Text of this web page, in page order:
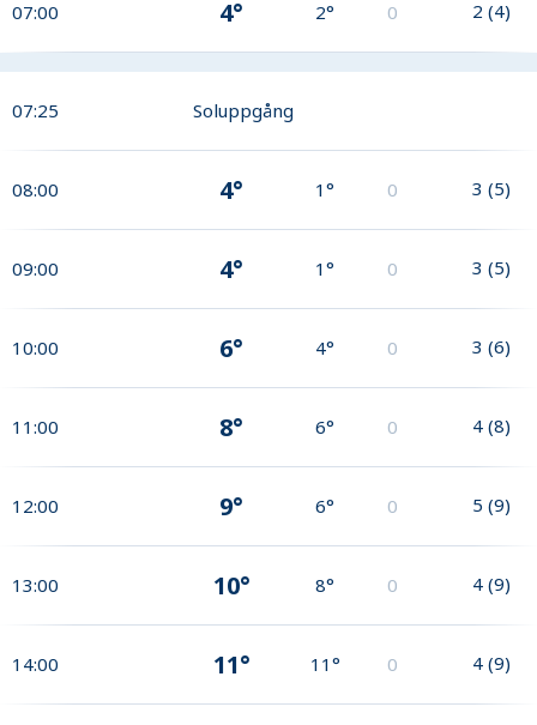
07:00 4° 2° 0 2 (4)
07:25 Soluppgång
08:00 4° 1° 0 3 (5)
09:00 4° 1° 0 3 (5)
10:00 6° 4° 0 3 (6)
11:00 8° 6° 0 4 (8)
12:00 9° 6° 0 5 (9)
13:00 10° 8° 0 4 (9)
14:00 11° 11° 0 4 (9)